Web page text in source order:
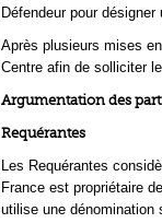
Défendeur pour
Après plusieurs mises
Centre afin de solliciter
Argumentation des
Requérantes
Les Requérantes
France est propriétaire
utilise une dénomination